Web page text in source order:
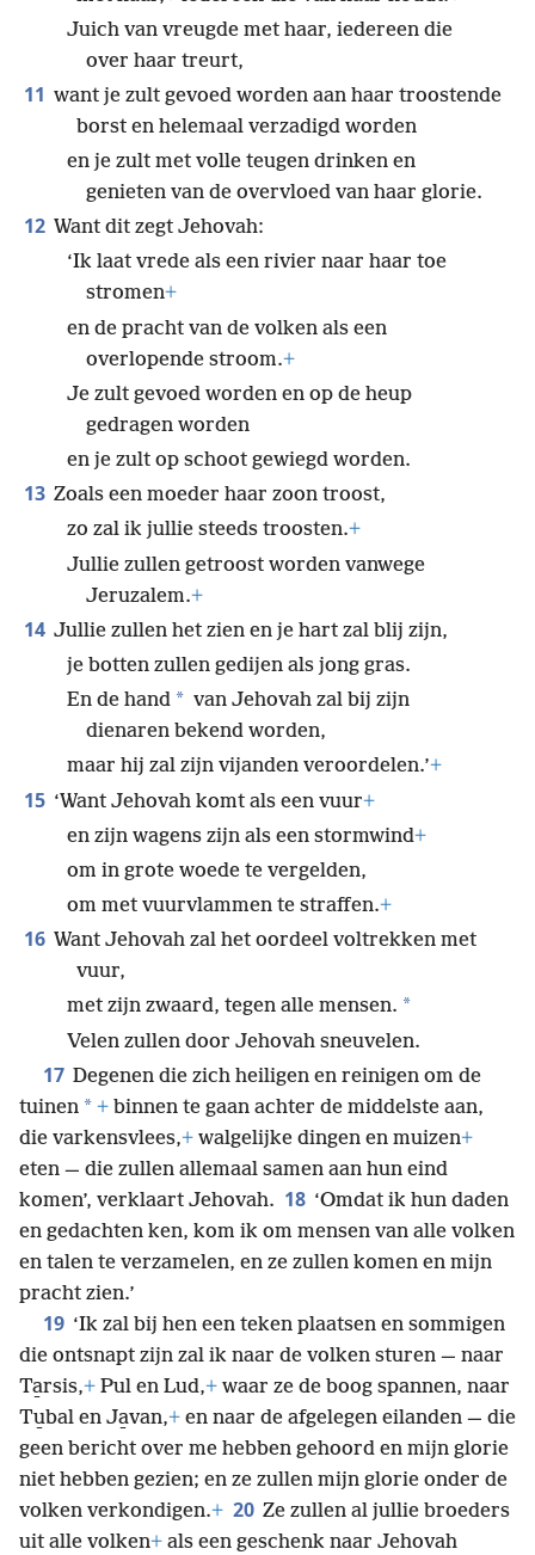
Juich van vreugde met haar, iedereen die
over haar treurt,
11 want je zult gevoed worden aan haar troostende
borst en helemaal verzadigd worden
en je zult met volle teugen drinken en
genieten van de overvloed van haar glorie.
12 Want dit zegt Jehovah:
‘Ik laat vrede als een rivier naar haar toe
stromen+
en de pracht van de volken als een
overlopende stroom.+
Je zult gevoed worden en op de heup
gedragen worden
en je zult op schoot gewiegd worden.
13 Zoals een moeder haar zoon troost,
zo zal ik jullie steeds troosten.+
Jullie zullen getroost worden vanwege
Jeruzalem.+
14 Jullie zullen het zien en je hart zal blij zijn,
je botten zullen gedijen als jong gras.
En de hand * van Jehovah zal bij zijn
dienaren bekend worden,
maar hij zal zijn vijanden veroordelen.’+
15 ‘Want Jehovah komt als een vuur+
en zijn wagens zijn als een stormwind+
om in grote woede te vergelden,
om met vuurvlammen te straffen.+
16 Want Jehovah zal het oordeel voltrekken met
vuur,
met zijn zwaard, tegen alle mensen. *
Velen zullen door Jehovah sneuvelen.
17 Degenen die zich heiligen en reinigen om de
tuinen * + binnen te gaan achter de middelste aan,
die varkensvlees,+ walgelijke dingen en muizen+
eten — die zullen allemaal samen aan hun eind
komen’, verklaart Jehovah. 18 ‘Omdat ik hun daden
en gedachten ken, kom ik om mensen van alle volken
en talen te verzamelen, en ze zullen komen en mijn
pracht zien.’
19 ‘Ik zal bij hen een teken plaatsen en sommigen
die ontsnapt zijn zal ik naar de volken sturen — naar
Ta̱rsis,+ Pul en Lud,+ waar ze de boog spannen, naar
Tu̱bal en Ja̱van,+ en naar de afgelegen eilanden — die
geen bericht over me hebben gehoord en mijn glorie
niet hebben gezien; en ze zullen mijn glorie onder de
volken verkondigen.+ 20 Ze zullen al jullie broeders
uit alle volken+ als een geschenk naar Jehovah